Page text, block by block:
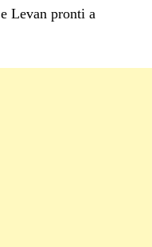
Levan pronti a